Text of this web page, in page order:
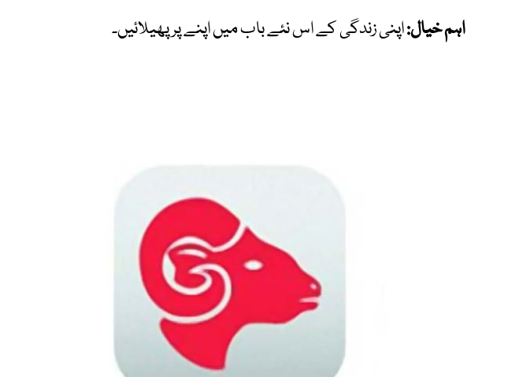
اہم خیال:اپنی زندگی کے اس نئے باب میں اپنے پر پھیلائیں۔